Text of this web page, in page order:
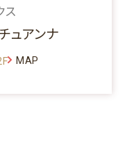
ス
ュアンナ
MAP